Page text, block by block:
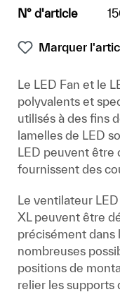
N° d'article
Marquer
Le LED Fan et le
polyvalents et
utilisés à des fins
lamelles de LED
LED peuvent être
fournissent des
Le ventilateur
XL peuvent être
précisément dans
nombreuses
positions de
relier les supports